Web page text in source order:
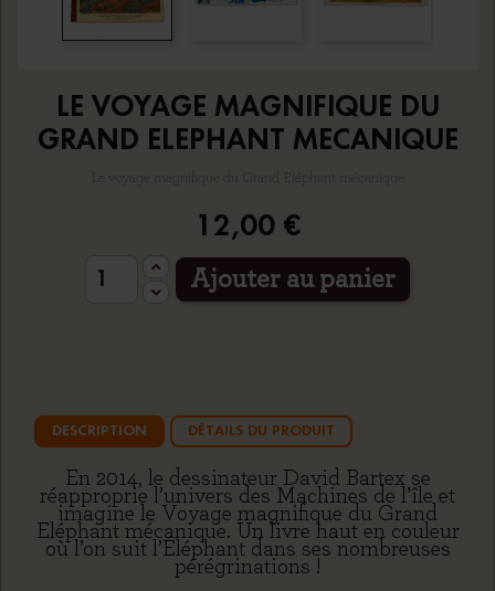
LE VOYAGE MAGNIFIQUE DU
GRAND ELEPHANT MECANIQUE
12,00 €
Ajouter au panier
DESCRIPTION DÉTAILS DU PRODUIT
En 2014, le dessinateur David Bartex se
réapproprie l’univers des Machines de l’île et
imagine le Voyage magnifique du Grand
Eléphant mécanique. Un livre haut en couleur
où l’on suit l’Éléphant dans ses nombreuses
pérégrinations !